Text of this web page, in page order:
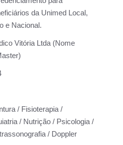
da Unimed Local,
e Nacional.
Vitória Ltda (Nome
/ Fisioterapia /
/ Nutrição / Psicologia /
/ Doppler